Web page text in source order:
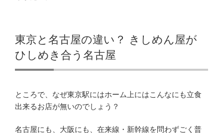
東京と名古屋の違い？ きしめん屋が
ひしめき合う名古屋
ところで、なぜ東京駅にはホーム上にはこんなにも立食
出来るお店が無いのでしょう？
名古屋にも、大阪にも、在来線・新幹線を問わずごく普